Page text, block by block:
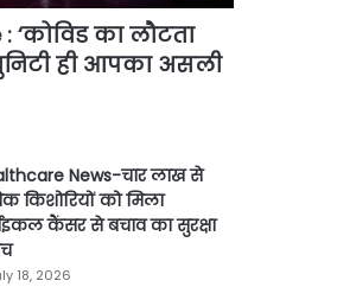
‘कोविड का लौटता
ही आपका असली
News-चार लाख से
किशोरियों को मिला
कैंसर से बचाव का सुरक्षा
18, 2026